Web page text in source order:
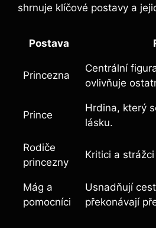
shrnuje klíčové postavy a
Postava
Princezna
Centrální
ovlivňuje
Prince
Hrdina, který
lásku.
Rodiče
princezny
Kritici a
Mág a
pomocníci
Usnadňují
překonávají